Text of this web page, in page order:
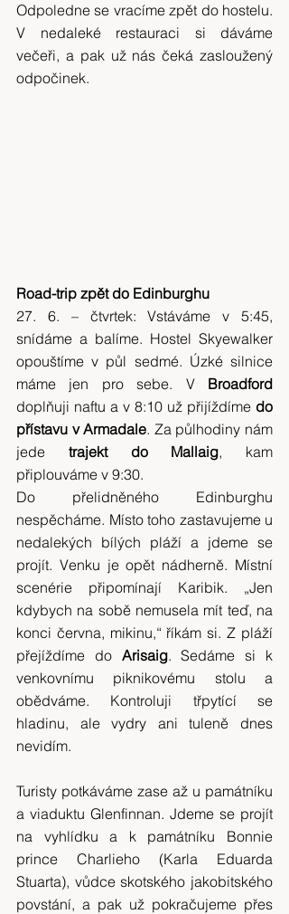
Odpoledne se vracíme zpět do hostelu.
V nedaleké restauraci si dáváme
večeři, a pak už nás čeká zasloužený
odpočinek.
Road-trip zpět do Edinburghu
27. 6. – čtvrtek: Vstáváme v 5:45,
snídáme a balíme. Hostel Skyewalker
opouštíme v půl sedmé. Úzké silnice
máme jen pro sebe. V
doplňuji naftu a v 8:10 už přijíždíme do
přístavu v Armadale. Za půlhodiny nám
jede trajekt do Mallaig, kam
připlouváme v 9:30.
Do přelidněného Edinburghu
nespěcháme. Místo toho zastavujeme u
nedalekých bílých pláží a jdeme se
projít. Venku je opět nádherně. Místní
scenérie připomínají Karibik. „Jen
kdybych na sobě nemusela mít teď, na
konci června, mikinu,“ říkám si. Z pláží
přejíždíme do Arisaig. Sedáme si k
venkovnímu piknikovému stolu a
obědváme. Kontroluji třpytící se
hladinu, ale vydry ani tuleně dnes
nevidím.
Turisty potkáváme zase až u památníku
a viaduktu Glenfinnan. Jdeme se projít
na vyhlídku a k památníku Bonnie
prince Charlieho (Karla Eduarda
Stuarta), vůdce skotského jakobitského
povstání, a pak už pokračujeme přes